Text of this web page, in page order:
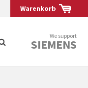
Warenkorb
We support
SIEMENS